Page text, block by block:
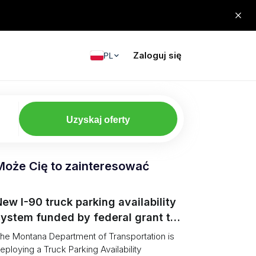
PL Zaloguj się
Uzyskaj oferty
Cię to zainteresować
I-90 truck parking availability
funded by federal grant to
Montana drivers
Montana Department of Transportation is
a Truck Parking Availability